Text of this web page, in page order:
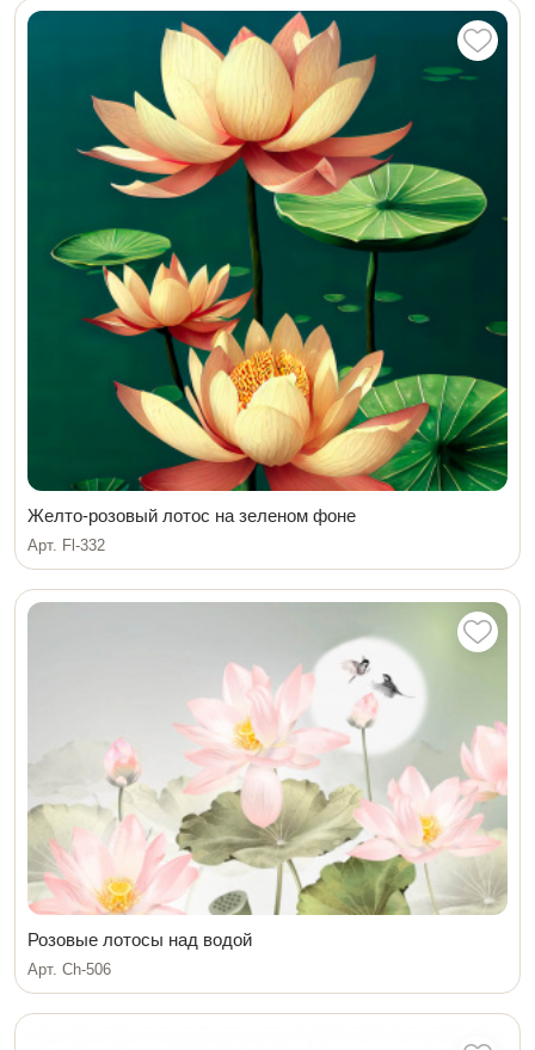
Желто-розовый лотос на зеленом фоне
Арт. Fl-332
Розовые лотосы над водой
Арт. Ch-506